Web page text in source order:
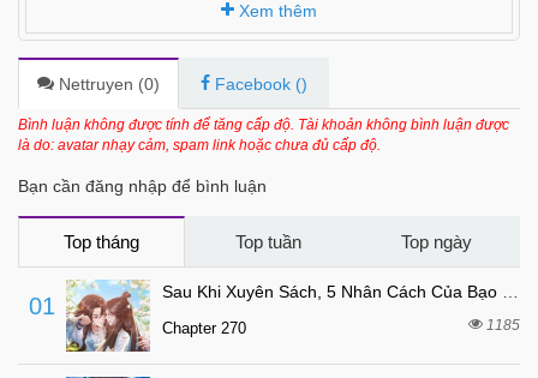
Chapter 30 4 tuần trước
Chapter 29 4 tuần trước
Chapter 28 4 tuần trước
4 tuần trước
Chapter 25 4 tuần trước
Chapter 24
Chapter 23
Chapter 22
Xem thêm
Nettruyen (0) Facebook ()
Bình luận không được tính để tăng cấp độ. Tài khoản không bình luận được
là do: avatar nhạy cảm, spam link hoặc chưa đủ cấp độ.
Bạn cần đăng nhập để bình luận
Top tháng Top tuần Top ngày
01
Chapter 270 1185